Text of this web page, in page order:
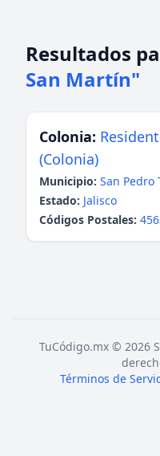
Resultados
San Martín"
Colonia:
(Colonia)
Municipio: San Pedro
Estado: Jalisco
Códigos Postales:
TuCódigo.mx © 2026
Términos de